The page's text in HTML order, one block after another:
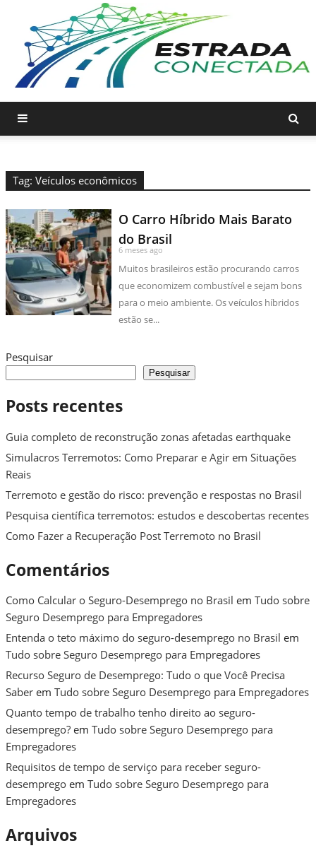
Tag: Veículos econômicos
O Carro Híbrido Mais Barato
do Brasil
6 meses ago
Muitos brasileiros estão procurando carros
que economizem combustível e sejam bons
para o meio ambiente. Os veículos híbridos
estão se...
Pesquisar
Pesquisar
Posts recentes
Guia completo de reconstrução zonas afetadas earthquake
Simulacros Terremotos: Como Preparar e Agir em Situações
Reais
Terremoto e gestão do risco: prevenção e respostas no Brasil
Pesquisa científica terremotos: estudos e descobertas recentes
Como Fazer a Recuperação Post Terremoto no Brasil
Comentários
Como Calcular o Seguro-Desemprego no Brasil em Tudo sobre
Seguro Desemprego para Empregadores
Entenda o teto máximo do seguro-desemprego no Brasil em
Tudo sobre Seguro Desemprego para Empregadores
Recurso Seguro de Desemprego: Tudo o que Você Precisa
Saber em Tudo sobre Seguro Desemprego para Empregadores
Quanto tempo de trabalho tenho direito ao seguro-
desemprego? em Tudo sobre Seguro Desemprego para
Empregadores
Requisitos de tempo de serviço para receber seguro-
desemprego em Tudo sobre Seguro Desemprego para
Empregadores
Arquivos